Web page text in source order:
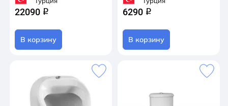
22090 q
В корзину
6290 q
В корзину